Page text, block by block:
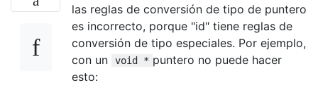
las reglas de conversión de tipo de puntero
es incorrecto, porque "id" tiene reglas de
conversión de tipo especiales. Por ejemplo,
con un
void * puntero no puede hacer
esto: